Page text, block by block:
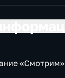
«Смотрим»